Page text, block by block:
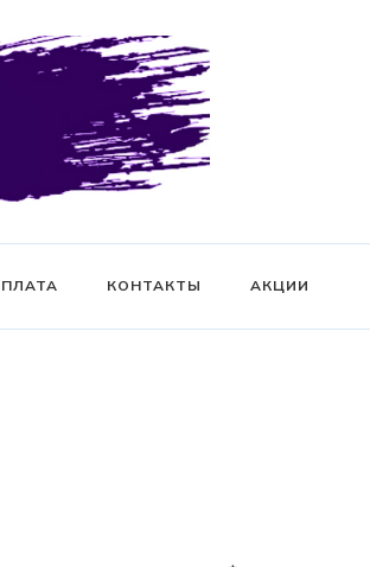
— Сертификат на фотосессию
КОНТАКТЫ АКЦИИ